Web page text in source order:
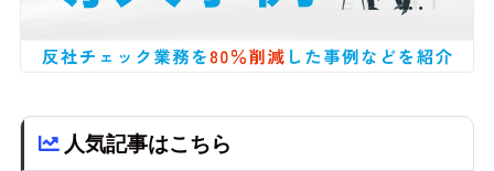
人気記事はこちら